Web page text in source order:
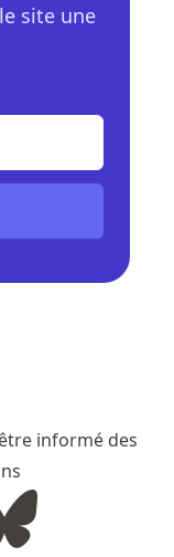
site une
informé des